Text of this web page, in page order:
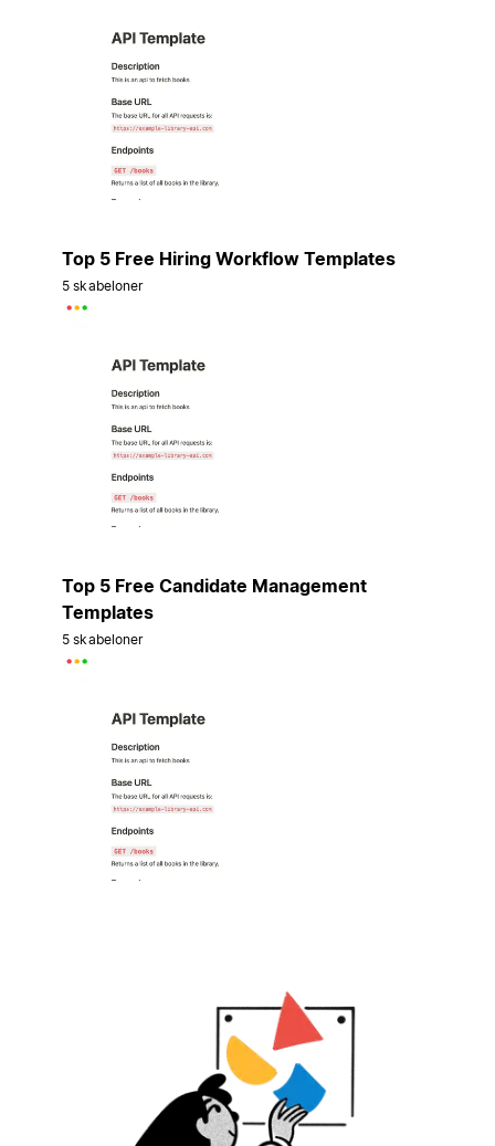
Top 5 Free Hiring Workflow Templates
5 skabeloner
Top 5 Free Candidate Management
Templates
5 skabeloner